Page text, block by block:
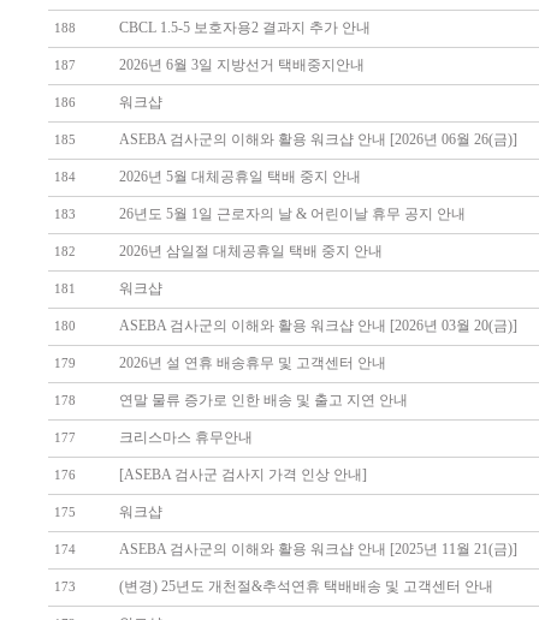
188 CBCL 1.5-5 보호자용2 결과지 추가 안내
187 2026년 6월 3일 지방선거 택배중지안내
186 워크샵
185 ASEBA 검사군의 이해와 활용 워크샵 안내 [2026년 06월 26(금)]
184 2026년 5월 대체공휴일 택배 중지 안내
183 26년도 5월 1일 근로자의 날 & 어린이날 휴무 공지 안내
182 2026년 삼일절 대체공휴일 택배 중지 안내
181 워크샵
180 ASEBA 검사군의 이해와 활용 워크샵 안내 [2026년 03월 20(금)]
179 2026년 설 연휴 배송휴무 및 고객센터 안내
178 연말 물류 증가로 인한 배송 및 출고 지연 안내
177 크리스마스 휴무안내
176 [ASEBA 검사군 검사지 가격 인상 안내]
175 워크샵
174 ASEBA 검사군의 이해와 활용 워크샵 안내 [2025년 11월 21(금)]
173 (변경) 25년도 개천절&추석연휴 택배배송 및 고객센터 안내